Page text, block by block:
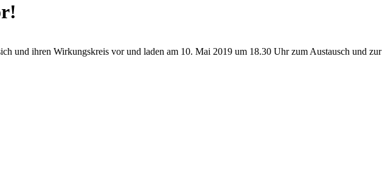
und ihren Wirkungskreis vor und laden am 10. Mai 2019 um 18.30 Uhr zum Austausch und zur